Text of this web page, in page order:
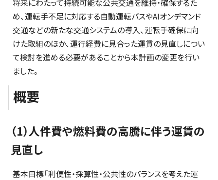
将来にわたって持続可能な公共交通を維持・確保するた
め、運転手不足に対応する自動運転バスやAIオンデマンド
交通などの新たな交通システムの導入、運転手確保に向
けた取組のほか、運行経費に見合った運賃の見直しについ
て検討を進める必要があることから本計画の変更を行い
ました。
概要
（1）人件費や燃料費の高騰に伴う運賃の
見直し
基本目標「利便性・採算性・公共性のバランスを考えた運